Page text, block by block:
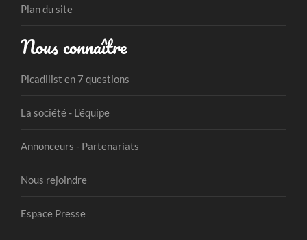
Plan du site
Nous connaître
Picadilist en 7 questions
La société - L'équipe
Annonceurs - Partenariats
Nous rejoindre
Espace Presse